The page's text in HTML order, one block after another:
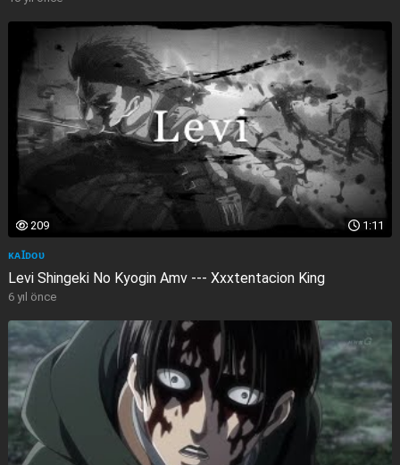
1:11
209
ᴋᴀꞮᴅᴏᴜ
Levi Shingeki No Kyogin Amv --- Xxxtentacion King
6 yıl önce